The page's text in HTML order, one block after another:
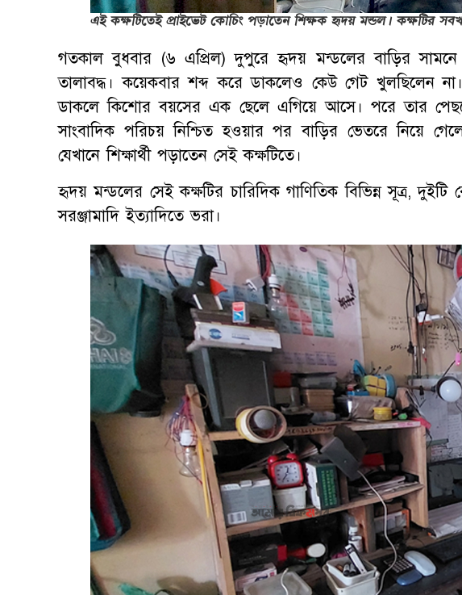
এই কক্ষটিতেই প্রাইভেট কোচিং পড়াতেন শিক্ষক হৃদয় মন্ডল। কক্ষটির
গতকাল বুধবার (৬ এপ্রিল) দুপুরে হৃদয় মন্ডলের বাড়ির সামনে
তালাবদ্ধ। কয়েকবার শব্দ করে ডাকলেও কেউ গেট খুলছিলেন
ডাকলে কিশোর বয়সের এক ছেলে এগিয়ে আসে। পরে তার
সাংবাদিক পরিচয় নিশ্চিত হওয়ার পর বাড়ির ভেতরে নিয়ে
যেখানে শিক্ষার্থী পড়াতেন সেই কক্ষটিতে।
হৃদয় মন্ডলের সেই কক্ষটির চারিদিক গাণিতিক বিভিন্ন সূত্র, দুইটি
সরঞ্জামাদি ইত্যাদিতে ভরা।